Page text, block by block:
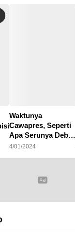
Waktunya
Cawapres, Seperti
Apa Serunya Debat
Pilpres 2024?
4/01/2024